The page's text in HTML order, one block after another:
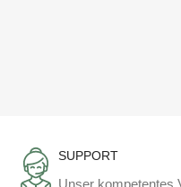
SUPPORT
Unser kompetentes